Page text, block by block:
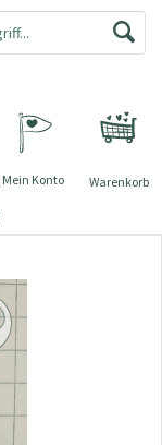
Warenkorb
Mein Konto